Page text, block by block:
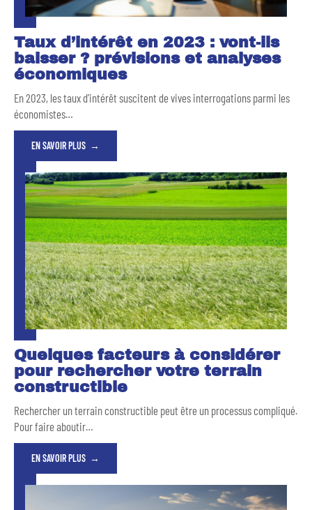
Taux d’intérêt en 2023 : vont-ils
baisser ? prévisions et analyses
économiques
En 2023, les taux d'intérêt suscitent de vives interrogations parmi les
économistes…
EN SAVOIR PLUS
Quelques facteurs à considérer
pour rechercher votre terrain
constructible
Rechercher un terrain constructible peut être un processus compliqué.
Pour faire aboutir…
EN SAVOIR PLUS